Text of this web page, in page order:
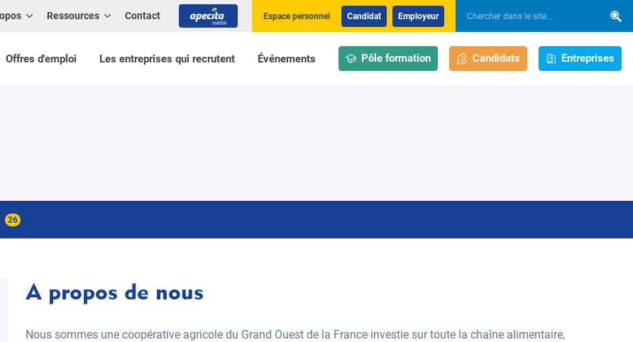
Offres d'emploi Les entreprises qui recrutent Événements Pôle formation Candidats Entreprises
Ressources Contact Espace personnel Candidat Employeur
26
A propos de nous
Nous sommes une coopérative agricole du Grand Ouest de la France investie sur toute la chaîne alimentaire,